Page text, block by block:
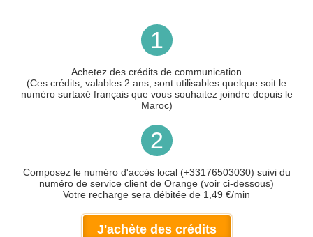
1
Achetez des crédits de communication
(Ces crédits, valables 2 ans, sont utilisables quelque soit le
numéro surtaxé français que vous souhaitez joindre depuis le
Maroc)
2
Composez le numéro d'accès local (+33176503030) suivi du
numéro de service client de Orange (voir ci-dessous)
Votre recharge sera débitée de 1,49 €/min
J'achète des crédits